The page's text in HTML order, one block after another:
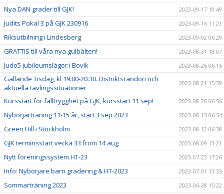
Nya DAN grader till GJK! 2023-09-17 19:49
Judits Pokal 3 på GJK 230916 2023-09-16 11:21
Riksutbilning i Lindesberg 2023-09-02 06:29
GRATTIS till våra nya gulbälten! 2023-08-31 18:07
Judo5 jubileumsläger i Bovik 2023-08-26 06:16
Gällande Tisdag, kl 19:00-20:30. Distriktsrandori och
aktuella tävlingssituationer
2023-08-21 15:39
Kursstart för falltrygghet på GJK, kursstart 11 sep! 2023-08-20 06:56
Nybörjarträning 11-15 år, start 3 sep 2023 2023-08-15 06:54
Green Hill i Stockholm 2023-08-12 06:38
GJK terminsstart vecka 33 from 14 aug 2023-08-09 13:21
Nytt föreningssystem HT-23 2023-07-23 17:26
Info: Nybörjare barn gradering & HT-2023 2023-07-01 13:33
Sommarträning 2023 2023-06-28 15:22